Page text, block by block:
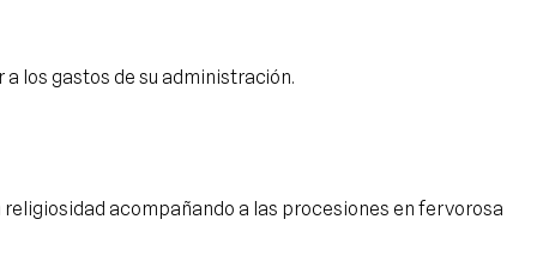
los gastos de su administración.
religiosidad acompañando a las procesiones en fervorosa